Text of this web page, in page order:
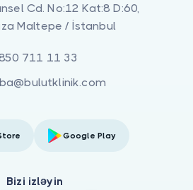
Cd. No:12 Kat:8 D:60,
Maltepe / İstanbul
711 11 33
Google Play
Bizi izləyin